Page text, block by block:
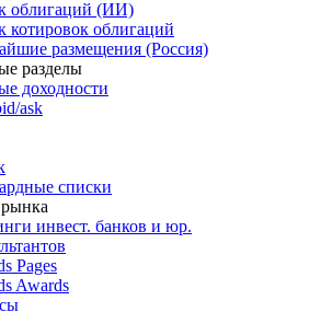
облигаций & Карты рынка
облигаций (ИИ)
котировок облигаций
размещения (Россия)
разделы
доходности
ask
списки
рынка
инвест. банков и юр.